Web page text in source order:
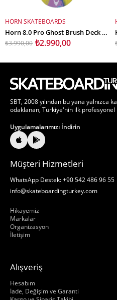
SEPETE EKLE
HORN SKATEBOARDS
Horn 8.0 Pro Ghost Brush Deck Profesyonel Kaykay Tahtası
₺2.990,00
₺3.990,00
SBT, 2008 yılından bu yana yalnızca
odaklanan, Türkiye'nin ilk
Uygulamalarımızı İndirin
Müşteri Hizmetleri
WhatsApp Destek: +90 542 486 96 55
info@skateboardingturkey.com
Hikayemiz
Markalar
Organizasyon
İletişim
Alışveriş
Hesabım
İade, Değişim ve Garanti